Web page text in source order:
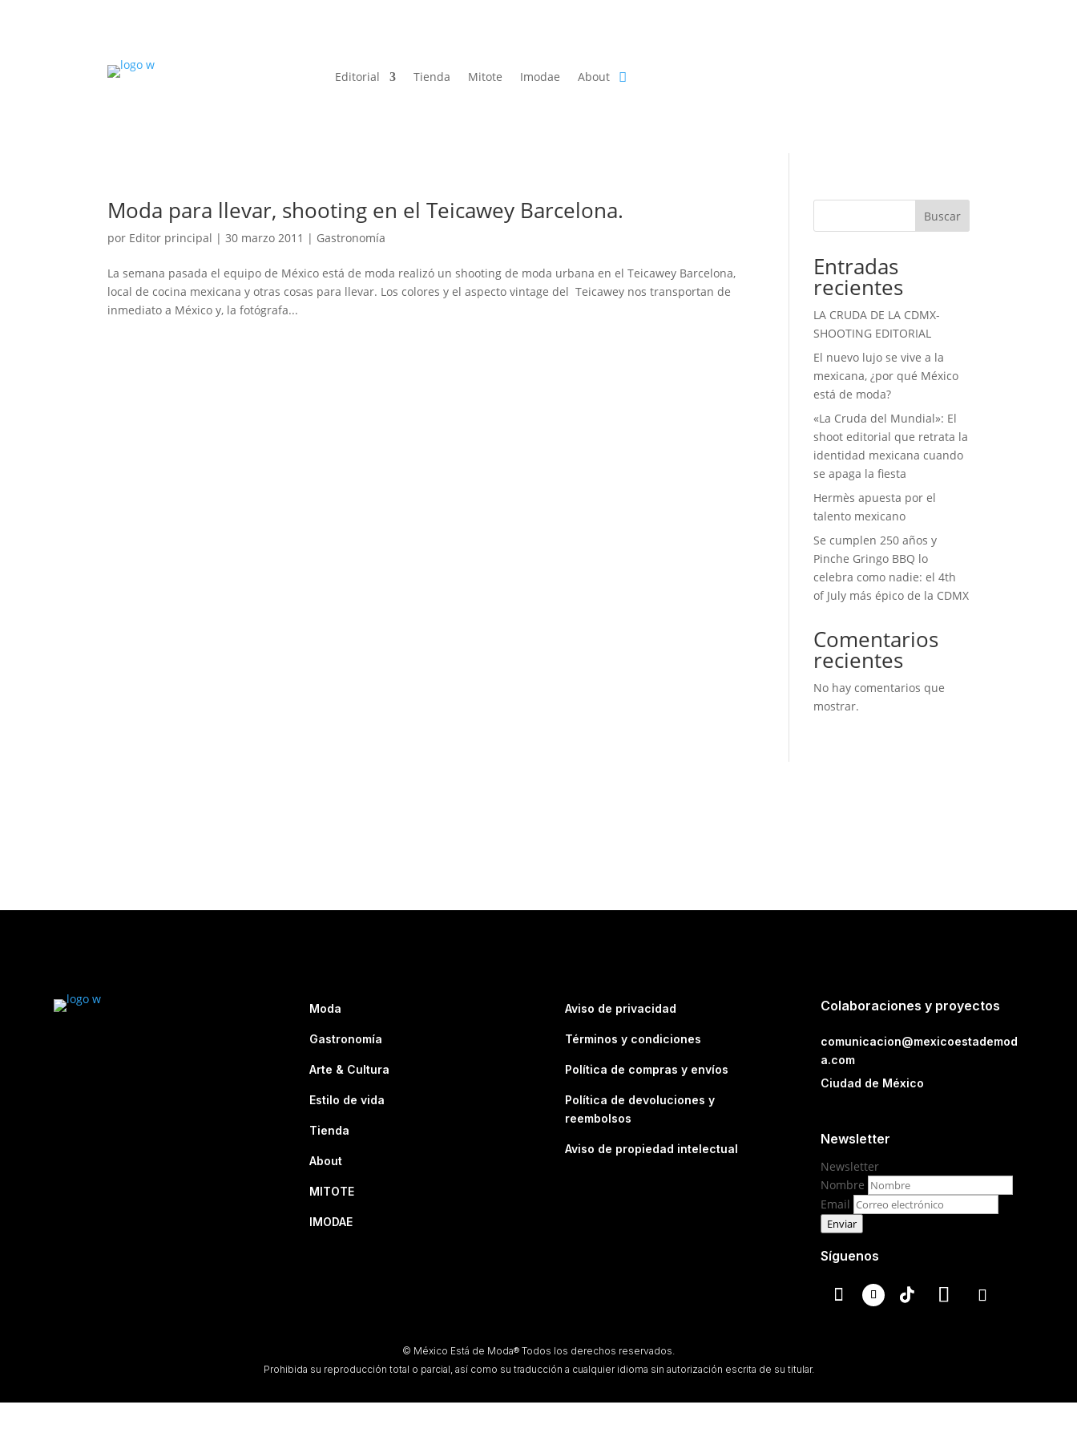
Editorial Tienda Mitote Imodae About
Moda para llevar, shooting en el Teicawey Barcelona.
por Editor principal |30 marzo 2011 | Gastronomía
La semana pasada el equipo de México está de moda realizó un shooting de moda urbana en el Teicawey Barcelona,
local de cocina mexicana y otras cosas para llevar. Los colores y el aspecto vintage del Teicawey nos transportan de
inmediato a México y, la fotógrafa...
Buscar
Entradas
recientes
LA CRUDA DE LA CDMX-
SHOOTING EDITORIAL
El nuevo lujo se vive a la
mexicana, ¿por qué México
está de moda?
«La Cruda del Mundial»: El
shoot editorial que retrata la
identidad mexicana cuando
se apaga la fiesta
Hermès apuesta por el
talento mexicano
Se cumplen 250 años y
Pinche Gringo BBQ lo
celebra como nadie: el 4th
of July más épico de la CDMX
Comentarios
recientes
No hay comentarios que
mostrar.
Moda
Gastronomía
Arte & Cultura
Estilo de vida
Tienda
About
MITOTE
IMODAE
Aviso de privacidad
Términos y condiciones
Política de compras y envíos
Política de devoluciones y
reembolsos
Aviso de propiedad intelectual
Colaboraciones y proyectos
comunicacion@mexicoestademod
a.com
Ciudad de México
Newsletter
Newsletter
Nombre
Email
Enviar
Síguenos
© México Está de Moda® Todos los derechos reservados.
Prohibida su reproducción total o parcial, así como su traducción a cualquier idioma sin autorización escrita de su titular.